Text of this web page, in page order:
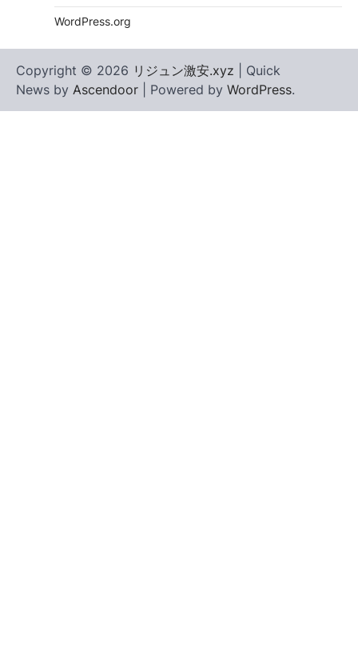
WordPress.org
Copyright © 2026 リジュン激安.xyz | Quick
News by Ascendoor | Powered by WordPress.